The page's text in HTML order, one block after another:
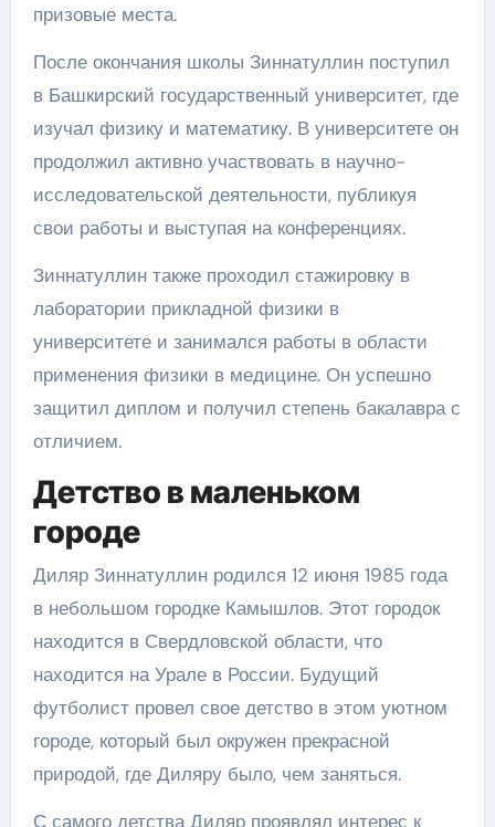
призовые места.
После окончания школы Зиннатуллин поступил
в Башкирский государственный университет, где
изучал физику и математику. В университете он
продолжил активно участвовать в научно-
исследовательской деятельности, публикуя
свои работы и выступая на конференциях.
Зиннатуллин также проходил стажировку в
лаборатории прикладной физики в
университете и занимался работы в области
применения физики в медицине. Он успешно
защитил диплом и получил степень бакалавра с
отличием.
Детство в маленьком
городе
Диляр Зиннатуллин родился 12 июня 1985 года
в небольшом городке Камышлов. Этот городок
находится в Свердловской области, что
находится на Урале в России. Будущий
футболист провел свое детство в этом уютном
городе, который был окружен прекрасной
природой, где Диляру было, чем заняться.
С самого детства Диляр проявлял интерес к